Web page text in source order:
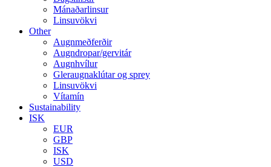
Mánaðarlinsur
Linsuvökvi
Other
Augnmeðferðir
Augndropar/gervitár
Augnhvílur
Gleraugnaklútar og sprey
Linsuvökvi
Vítamín
Sustainability
ISK
EUR
GBP
ISK
USD